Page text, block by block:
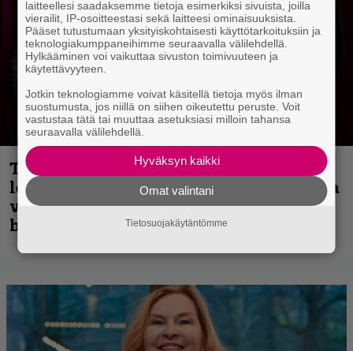
Thrash ’n’ roll -yhtye Madred ryydittää
levyjulkaisua keikkareissulla kuvatulla
videolla – ”Oltiin pakussa kusihädässä
helvetin väsyneenä…”
laitteellesi saadaksemme tietoja esimerkiksi sivuista, joilla
vierailit, IP-osoitteestasi sekä laitteesi ominaisuuksista.
Pääset tutustumaan yksityiskohtaisesti käyttötarkoituksiin ja
teknologiakumppaneihimme seuraavalla välilehdellä.
Hylkääminen voi vaikuttaa sivuston toimivuuteen ja
käytettävyyteen.
Jotkin teknologiamme voivat käsitellä tietoja myös ilman
suostumusta, jos niillä on siihen oikeutettu peruste. Voit
vastustaa tätä tai muuttaa asetuksiasi milloin tahansa
seuraavalla välilehdellä.
Hyväksyn kaikki
Omat valintani
Tietosuojakäytäntömme